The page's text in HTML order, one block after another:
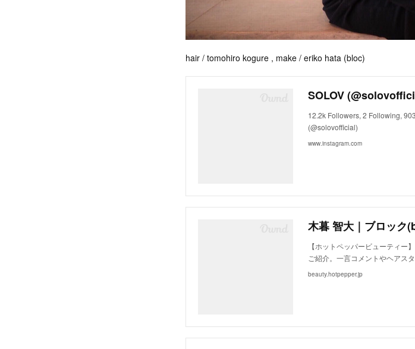
hair / tomohiro kogure , make / eriko hata (bloc)
SOLOV
12.2k Followers, 2 Following,
(@solovofficial)
www.instagram.com
【ホットペッパービューティー
ご紹介。一言コメントやヘアス
beauty.hotpepper.jp